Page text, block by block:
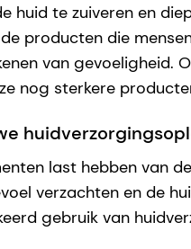
huid te zuiveren en
producten die
van gevoeligheid.
nog sterkere
last hebben van
verzachten en de
gebruik van